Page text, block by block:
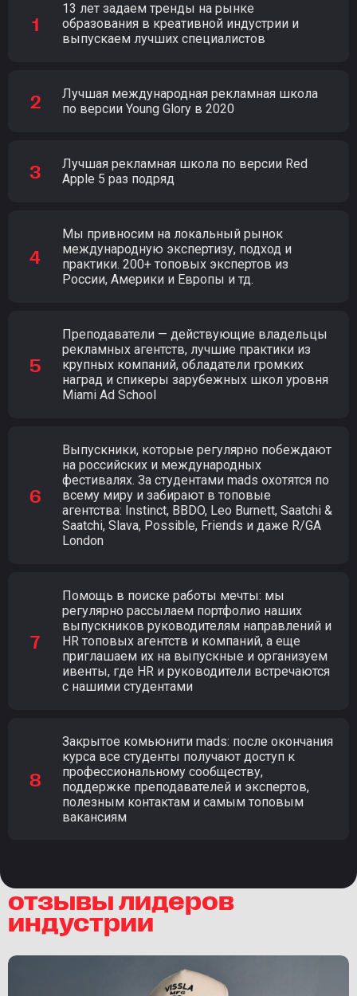
13 лет задаем тренды на рынке
образования в креативной индустрии и
выпускаем лучших специалистов
Лучшая международная рекламная школа
по версии Young Glory в 2020
Лучшая рекламная школа по версии Red
Apple 5 раз подряд
Мы привносим на локальный рынок
международную экспертизу, подход и
практики. 200+ топовых экспертов из
России, Америки и Европы и тд.
Преподаватели — действующие владельцы
рекламных агентств, лучшие практики из
крупных компаний, обладатели громких
наград и спикеры зарубежных школ уровня
Miami Ad School
Выпускники, которые регулярно побеждают
на российских и международных
фестивалях. За студентами mads охотятся по
всему миру и забирают в топовые
агентства: Instinct, BBDO, Leo Burnett, Saatchi &
Saatchi, Slava, Possible, Friends и даже R/GA
London
Помощь в поиске работы мечты: мы
регулярно рассылаем портфолио наших
выпускников руководителям направлений и
HR топовых агентств и компаний, а еще
приглашаем их на выпускные и организуем
ивенты, где HR и руководители встречаются
с нашими студентами
Закрытое комьюнити mads: после окончания
курса все студенты получают доступ к
профессиональному сообществу,
поддержке преподавателей и экспертов,
полезным контактам и самым топовым
вакансиям
отзывы лидеров
индустрии